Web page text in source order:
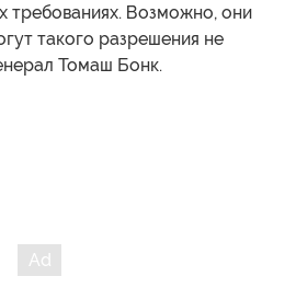
требованиях. Возможно, они
такого разрешения не
Томаш Бонк.